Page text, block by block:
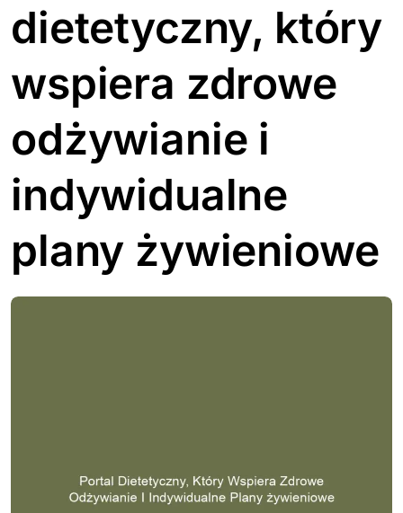
dietetyczny, który
wspiera zdrowe
odżywianie i
indywidualne
plany żywieniowe